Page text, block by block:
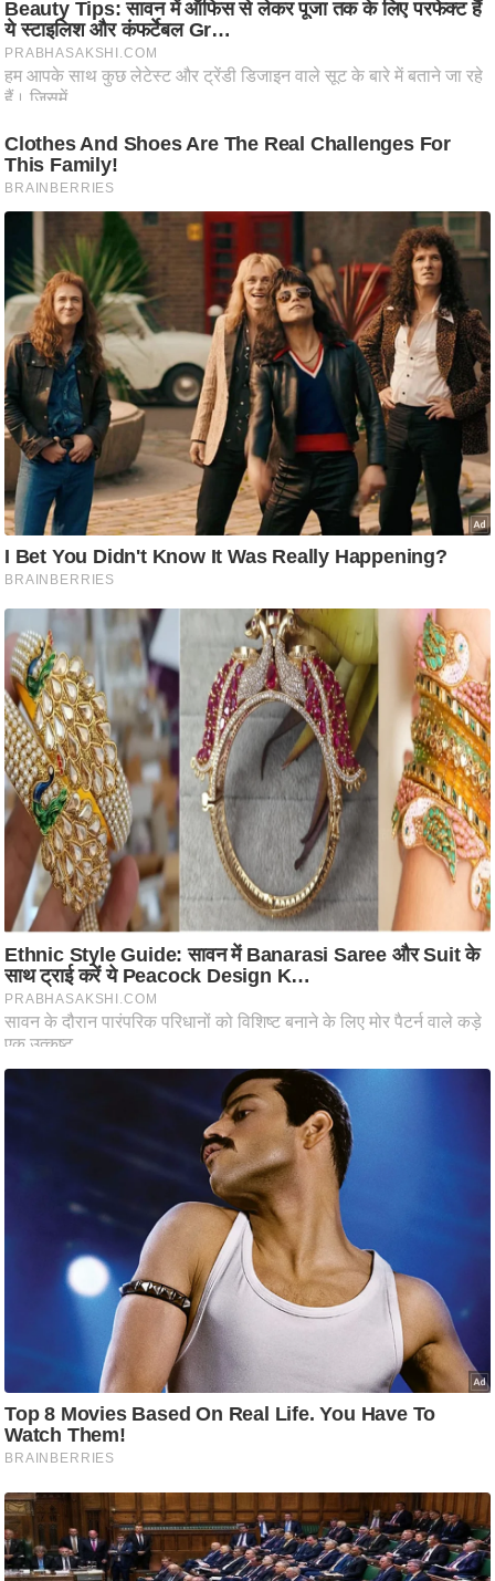
ति
वि
श्ले
ष
ण
स
म
यि
क
मा
तृ
भू
मि
स्तं
भ
ए
म
.
आ
र
.
आ
ई
.
चा
य
प
र
स
मी
क्षा
ध
र्म
ज्यो
ल
व्र
त्यो
हा
र